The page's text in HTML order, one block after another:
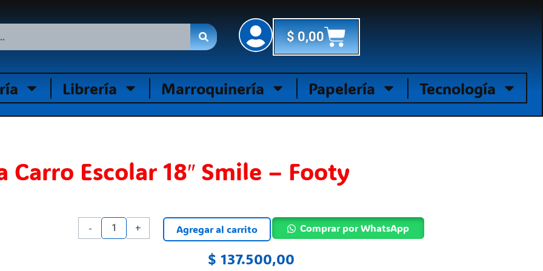
$0,00Cart
Librería Marroquinería Papelería Tecnología
Carro Escolar 18″ Smile – Footy
$ 137.500,00
-
Mochila
Carro
+ Agregar al carrito Comprar por WhatsApp